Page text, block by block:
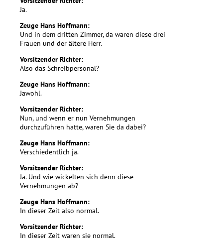
Ja.
Zeuge Hans Hoffmann:
Und in dem dritten Zimmer, da waren diese drei
Frauen und der ältere Herr.
Vorsitzender Richter:
Also das Schreibpersonal?
Zeuge Hans Hoffmann:
Jawohl.
Vorsitzender Richter:
Nun, und wenn er nun Vernehmungen
durchzuführen hatte, waren Sie da dabei?
Zeuge Hans Hoffmann:
Verschiedentlich ja.
Vorsitzender Richter:
Ja. Und wie wickelten sich denn diese
Vernehmungen ab?
Zeuge Hans Hoffmann:
In dieser Zeit also normal.
Vorsitzender Richter:
In dieser Zeit waren sie normal.